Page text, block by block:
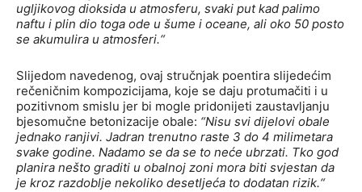
ugljikovog dioksida u atmosferu, svaki put kad palimo
naftu i plin dio toga ode u šume i oceane, ali oko 50 posto
se akumulira u atmosferi.“
Slijedom navedenog, ovaj stručnjak poentira slijedećim
rečeničnim kompozicijama, koje se daju protumačiti i u
pozitivnom smislu jer bi mogle pridonijeti zaustavljanju
bjesomučne betonizacije obale: “Nisu svi dijelovi obale
jednako ranjivi. Jadran trenutno raste 3 do 4 milimetara
svake godine. Nadamo se da se to neće ubrzati. Tko god
planira nešto graditi u obalnoj zoni mora biti svjestan da
je kroz razdoblje nekoliko desetljeća to dodatan rizik.“